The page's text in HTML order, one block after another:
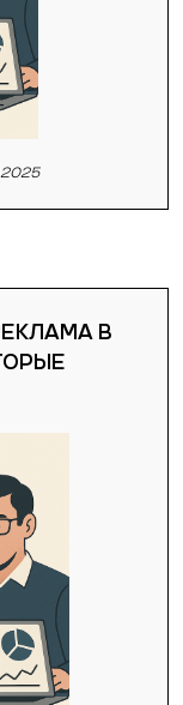
В